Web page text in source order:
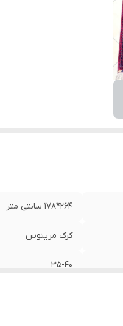
264*178 سانتی متر
کرک مرینوس
35-40